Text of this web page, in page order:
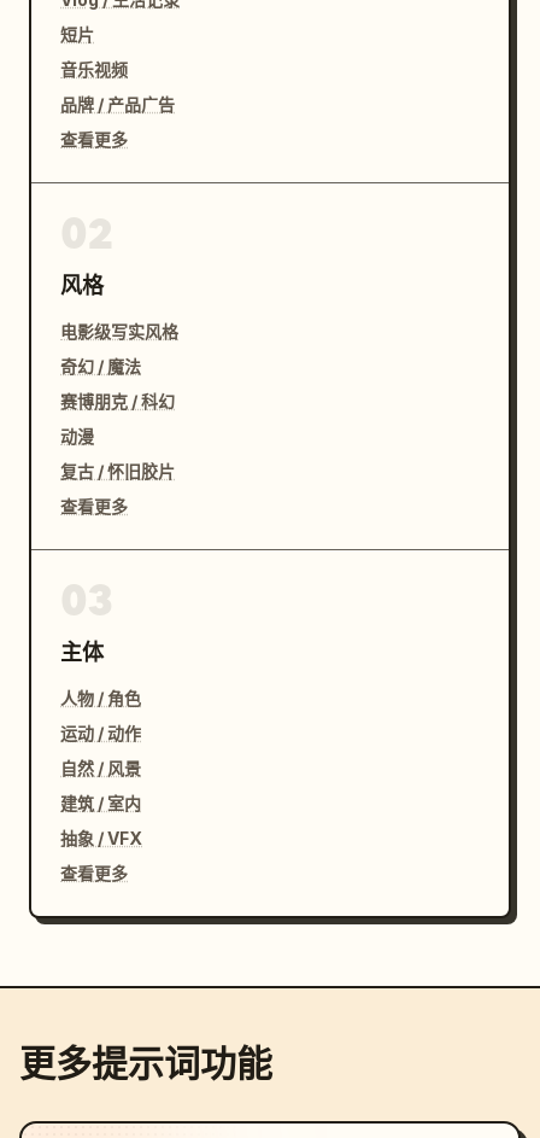
短片
音乐视频
品牌 / 产品广告
查看更多
风格
电影级写实风格
奇幻 / 魔法
赛博朋克 / 科幻
动漫
复古 / 怀旧胶片
查看更多
主体
人物 / 角色
运动 / 动作
自然 / 风景
建筑 / 室内
抽象 / VFX
查看更多
更多提示词功能